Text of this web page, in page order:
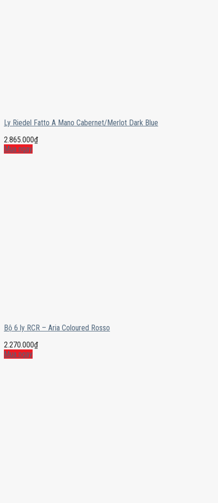
Ly Riedel Fatto A Mano Cabernet/Merlot Dark Blue
2.865.000₫
Mua ngay
Bộ 6 ly RCR – Aria Coloured Rosso
2.270.000₫
Mua ngay